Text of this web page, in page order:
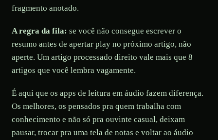
fragmento anotado.
A regra da fila: se você não consegue escrever o
resumo antes de apertar play no próximo artigo, não
aperte. Um artigo processado direito vale mais que 8
artigos que você lembra vagamente.
É aqui que os apps de leitura em áudio fazem diferença.
Os melhores, os pensados pra quem trabalha com
conhecimento e não só pra ouvinte casual, deixam
pausar, trocar pra uma tela de notas e voltar ao áudio